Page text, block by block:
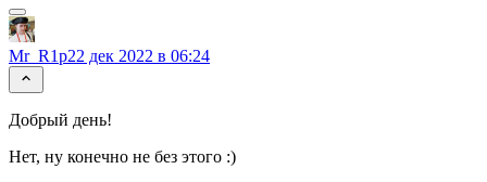
Mr_R1p22 дек 2022 в 06:24
Добрый день!
Нет, ну конечно не без этого :)